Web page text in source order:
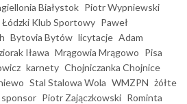
Białystok Piotr Wypniewski
Łódzki Klub Sportowy Paweł
Bytovia Bytów licytacje Adam
Iława Mrągowia Mrągowo Pisa
karnety Chojniczanka Chojnice
Stal Stalowa Wola WMZPN żółte
sponsor Piotr Zajączkowski Rominta